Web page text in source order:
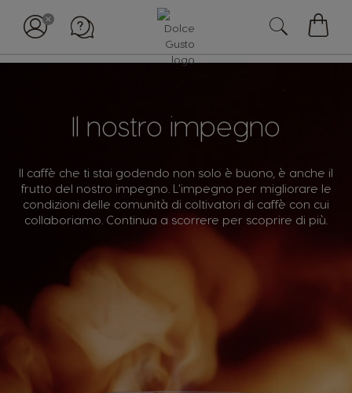
mio
Il nostro impegno
Il caffè che ti stai godendo non solo è buono, è anche il
frutto del nostro impegno. L'impegno per migliorare le
condizioni delle comunità di coltivatori di caffè con cui
collaboriamo. Continua a scorrere per scoprire di più.